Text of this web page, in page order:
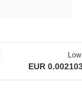
EUR